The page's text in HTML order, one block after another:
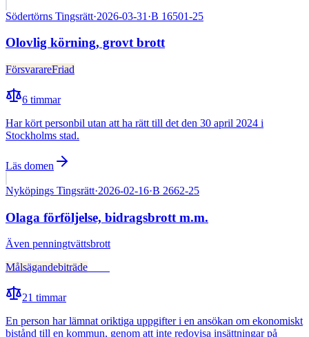
Södertörns Tingsrätt·2026-03-31 ·B 16501-25
Olovlig körning, grovt brott
FörsvarareFriad
6 timmar
Har kört personbil utan att ha rätt till det den 30 april 2024 i
Stockholms stad.
Läs domen
Nyköpings Tingsrätt·2026-02-16·B 2662-25
Olaga förföljelse, bidragsbrott m.m.
Även penningtvättsbrott
Målsägandebiträde
21 timmar
En person har lämnat oriktiga uppgifter i en ansökan om ekonomiskt
bistånd till en kommun, genom att inte redovisa insättningar på